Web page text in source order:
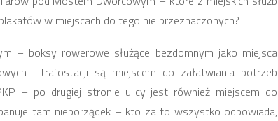
w miejscach do tego nie przeznaczonych?
– boksy rowerowe służące bezdomnym jako miejsca
i trafostacji są miejscem do załatwiania potrzeb
– po drugiej stronie ulicy jest również miejscem do
tam nieporządek – kto za to wszystko odpowiada,